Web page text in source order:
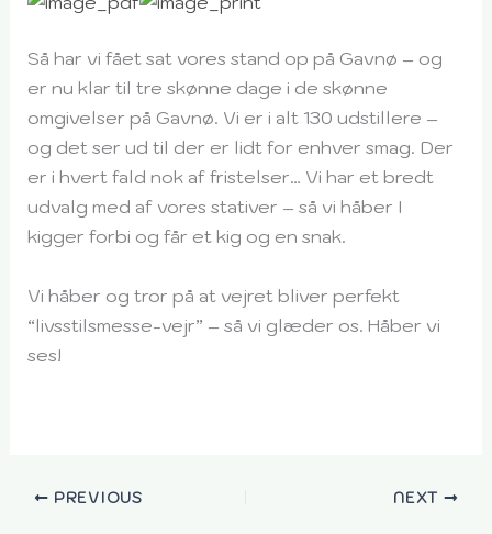
Så har vi fået sat vores stand op på Gavnø – og
er nu klar til tre skønne dage i de skønne
omgivelser på Gavnø. Vi er i alt 130 udstillere –
og det ser ud til der er lidt for enhver smag. Der
er i hvert fald nok af fristelser… Vi har et bredt
udvalg med af vores stativer – så vi håber I
kigger forbi og får et kig og en snak.
Vi håber og tror på at vejret bliver perfekt
“livsstilsmesse-vejr” – så vi glæder os. Håber vi
ses!
PREVIOUS NEXT